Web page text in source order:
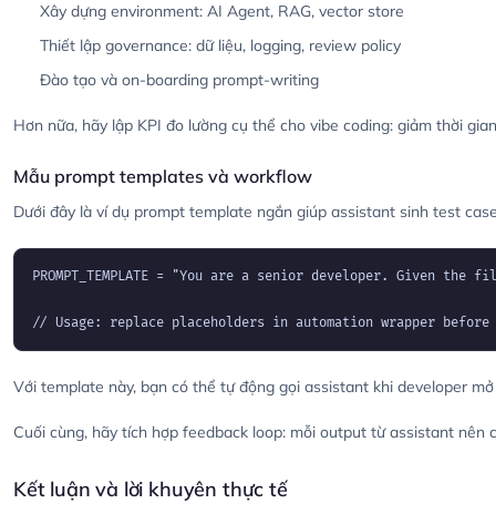
Xây dựng environment: AI Agent, RAG, vector store
Thiết lập governance: dữ liệu, logging, review policy
Đào tạo và on-boarding prompt-writing
Hơn nữa, hãy lập KPI đo lường cụ thể cho vibe coding: giảm thời
Mẫu prompt templates và workflow
Dưới đây là ví dụ prompt template ngắn giúp assistant sinh test
PROMPT_TEMPLATE = "You are a senior developer.
// Usage: replace placeholders in automation wrapper
Với template này, bạn có thể tự động gọi assistant khi developer
Cuối cùng, hãy tích hợp feedback loop: mỗi output từ assistant
Kết luận và lời khuyên thực tế